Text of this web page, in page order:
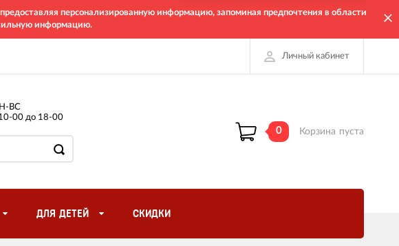
персонализированную информацию, запоминая предпочтения в области
информацию.
Личный кабинет
ВС
00 до 18-00
0 Корзина пуста
ДЛЯ ДЕТЕЙ СКИДКИ